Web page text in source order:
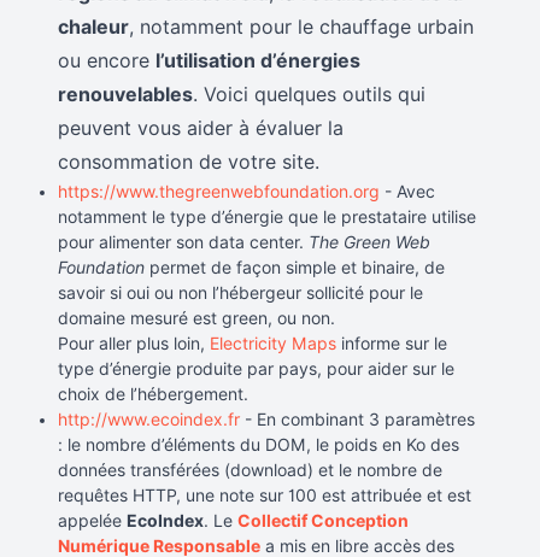
chaleur, notamment pour le chauffage urbain
ou encore l’utilisation d’énergies
renouvelables. Voici quelques outils qui
peuvent vous aider à évaluer la
consommation de votre site.
https://www.thegreenwebfoundation.org - Avec
notamment le type d’énergie que le prestataire utilise
pour alimenter son data center. The Green Web
Foundation permet de façon simple et binaire, de
savoir si oui ou non l’hébergeur sollicité pour le
domaine mesuré est green, ou non.
Pour aller plus loin, Electricity Maps informe sur le
type d’énergie produite par pays, pour aider sur le
choix de l’hébergement.
http://www.ecoindex.fr - En combinant 3 paramètres
: le nombre d’éléments du DOM, le poids en Ko des
données transférées (download) et le nombre de
requêtes HTTP, une note sur 100 est attribuée et est
appelée EcoIndex. Le Collectif Conception
Numérique Responsable a mis en libre accès des